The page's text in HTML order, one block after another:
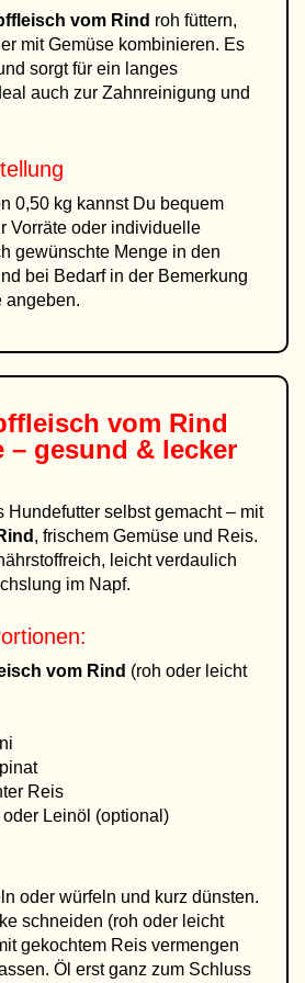
vom Rind roh füttern,
mit Gemüse kombinieren. Es
sorgt für ein langes
auch zur Zahnreinigung und
0,50 kg kannst Du bequem
Vorräte oder individuelle
gewünschte Menge in den
bei Bedarf in der Bemerkung
angeben.
vom Rind
– gesund & lecker
Hundefutter selbst gemacht – mit
, frischem Gemüse und Reis.
leicht verdaulich
im Napf.
vom Rind (roh oder leicht
Reis
Leinöl (optional)
oder würfeln und kurz dünsten.
schneiden (roh oder leicht
gekochtem Reis vermengen
Öl erst ganz zum Schluss